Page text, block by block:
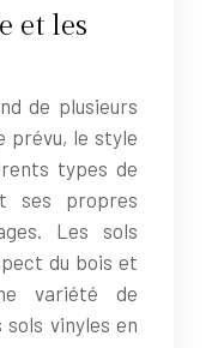
et les
de plusieurs
prévu, le style
types de
ses propres
Les sols
du bois et
variété de
vinyles en